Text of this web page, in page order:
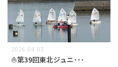
2026.08.03
⛵第39回東北ジュニ･･･